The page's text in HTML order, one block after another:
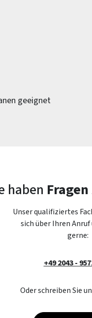
geeignet
haben
Unser qualifiziertes
sich über Ihren Anruf
gerne:
+49 2043 -
Oder schreiben Sie